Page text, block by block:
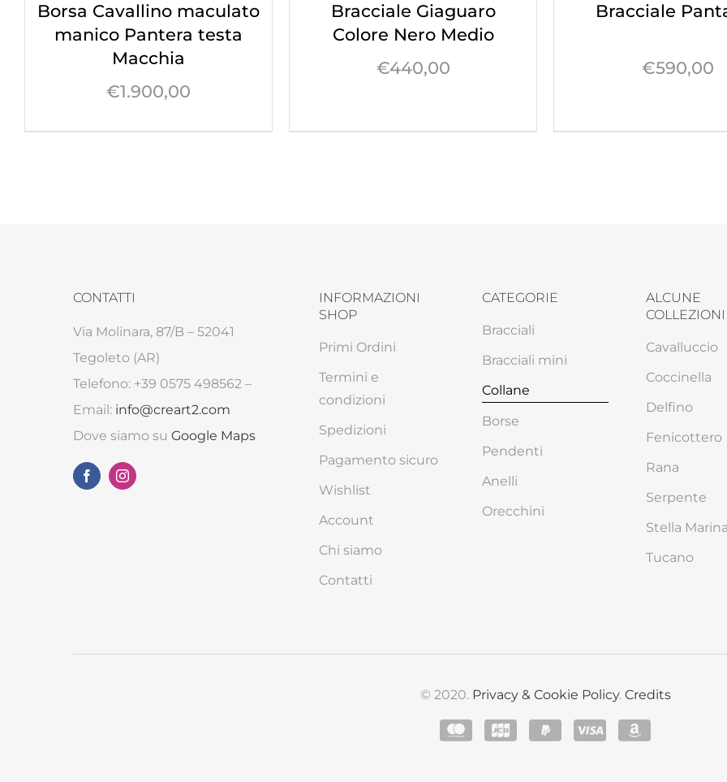
Borsa Cavallino maculato
manico Pantera testa
Macchia
€1.900,00
Bracciale Giaguaro
Colore Nero Medio
€440,00
Bracciale
€590,00
CONTATTI
Via Molinara, 87/B – 52041
Tegoleto (AR)
Telefono: +39 0575 498562 –
Email: info@creart2.com
Dove siamo su Google Maps
INFORMAZIONI
SHOP
Primi Ordini
Termini e
condizioni
Spedizioni
Pagamento sicuro
Wishlist
Account
Chi siamo
Contatti
CATEGORIE
Bracciali
Bracciali mini
Collane
Borse
Pendenti
Anelli
Orecchini
ALCUNE
COLLEZIONI
Cavalluccio
Coccinella
Delfino
Fenicottero
Rana
Serpente
Stella
Tucano
© 2020. Privacy & Cookie Policy. Credits